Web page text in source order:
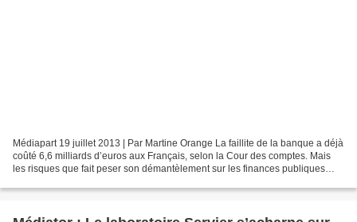
Médiapart 19 juillet 2013 | Par Martine Orange La faillite de la banque a déjà
coûté 6,6 milliards d’euros aux Français, selon la Cour des comptes. Mais
les risques que fait peser son démantèlement sur les finances publiques